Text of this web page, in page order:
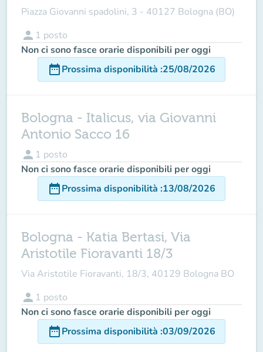
Piazza Giovanni spadolini, 3 - 40127 Bologna (BO)
person 1 posto
Non ci sono fasce orarie disponibili per oggi
date_rangeProssima disponibilità :25/08/2026
Bologna - Italicus, via Giovanni
Antonio Sacco 16
person 1 posto
Non ci sono fasce orarie disponibili per oggi
date_rangeProssima disponibilità :13/08/2026
Bologna - Katia Bertasi, Via
Aristotile Fioravanti 18/3
Via Aristotile Fioravanti, 18/3, 40129 Bologna BO
person 1 posto
Non ci sono fasce orarie disponibili per oggi
date_rangeProssima disponibilità :03/09/2026